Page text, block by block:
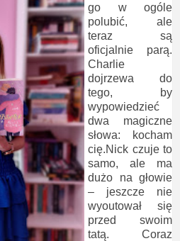
go w ogóle
polubić, ale
teraz są
oficjalnie parą.
Charlie
dojrzewa do
tego, by
wypowiedzieć
dwa magiczne
słowa: kocham
cię.Nick czuje to
samo, ale ma
dużo na głowie
– jeszcze nie
wyoutował się
przed swoim
tatą. Coraz